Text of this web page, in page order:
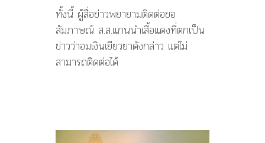
ทั้งนี้ ผู้สื่อข่าวพยายามติดต่อขอ
สัมภาษณ์ ส.ส.แกนนำเสื้อแดงที่ตกเป็น
ข่าวว่าอมเงินเยียวยาดังกล่าว แต่ไม่
สามารถติดต่อได้